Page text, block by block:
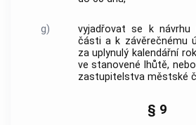
g)
vyjadřovat se k
části a k závěrečnému
za uplynulý kalendářní
ve stanovené lhůtě,
zastupitelstva městské
§ 9